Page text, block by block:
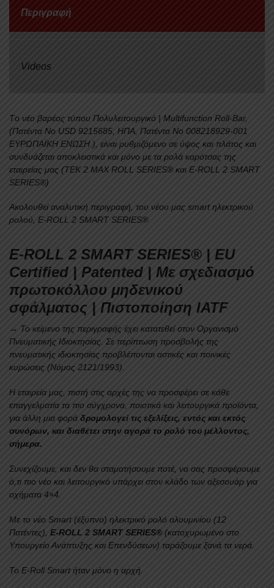
SMART
ROLL+RB
AMAROK
LIFE/STYLE
2023+
ποσότητα
Περιγραφή
Videos
Tο νέο βαρέος τύπου Πολυλειτουργικό | Μultifunction Roll-Bar,
(Πατέντα Νο USD 9215685, ΗΠΑ, Πατέντα Νο 008218929-001
ΕΥΡΩΠΑΪΚΗ ΕΝΩΣΗ ), είναι ρυθμιζόμενο σε ύψος και πλάτος και
συνδυάζεται αποκλειστικά και μόνο με τα ρολά καρότσας της
εταιρείας μας (TEK 2 MAX ROLL SERIES® και E-ROLL 2 SMART
SERIES®)
Ακολουθεί αναλυτική περιγραφή, του νέου μας smart ηλεκτρικού
ρολού, E-ROLL 2 SMART SERIES®
E-ROLL 2 SMART SERIES® | EU
Certified | Patented | Με σχεδιασμό
πρωτοκόλλου μηδενικού
σφάλματος | Πιστοποίηση IATF
→ Το κείμενο της περιγραφής έχει κατατεθεί στον Οργανισμό
Πνευματικής Ιδιοκτησίας. Σε περίπτωση προσβολής της
πνευματικής ιδιοκτησίας προβλέπονται αστικές και ποινικές
κυρώσεις (Νόμος 2121/1993).
Η εταιρεία μας, πιστή στις αρχές της να προσφέρει σε κάθε
επαγγελματία τα πιο σύγχρονα, ποιοτικά και λειτουργικά προϊόντα,
για άλλη μια φορά δρομολογεί τις εξελίξεις, εντός και εκτός
συνόρων, και διαθέτει στην αγορά το ρολό του μέλλοντος,
σήμερα.
Συνεχίζουμε, και δεν θα σταματήσουμε ποτέ, να σας προσφέρουμε
ό,τι πιο νέο και λειτουργικό υπάρχει στον κλάδο των αξεσουάρ για
οχήματα 4×4.
Με το νέο Smart (έξυπνο) ηλεκτρικό ρολό αλουμινίου (12
Πατέντες), E-ROLL 2 SMART SERIES®(κατοχυρωμένο στο
Υπουργείο Ανάπτυξης και Επενδύσεων) ταράζουμε ξανά τα νερά.
Το Ε-Roll Smart ήταν μόνο η αρχή.